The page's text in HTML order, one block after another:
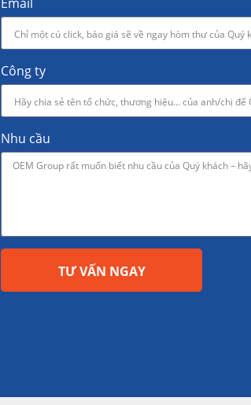
Công ty
Nhu cầu
TƯ VẤN NGAY